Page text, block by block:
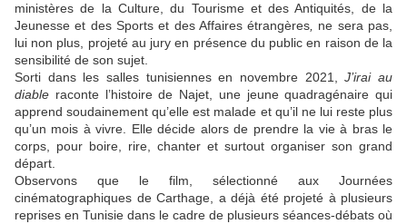
ministères de la Culture, du Tourisme et des Antiquités, de la
Jeunesse et des Sports et des Affaires étrangères
ne sera pas,
lui non plus, projeté au jury en présence du public en raison de la
sensibilité de son sujet.
Sorti dans les salles tunisiennes en novembre 2021,
J’irai au
diable raconte l’histoire de Najet, une jeunequadragénaire qui
apprendsoudainement qu’elle est malade et qu’il ne lui reste plus
qu’un mois à vivre. Elle décide alors de prendre la vie à bras le
corps, pour boire, rire, chanter et surtout organiser son grand
départ.
Observons que le film, sélectionné aux Journées
cinématographiques de Carthage, a déjà été projeté à plusieurs
reprises en Tunisie dans le cadre de plusieurs séances-débats où